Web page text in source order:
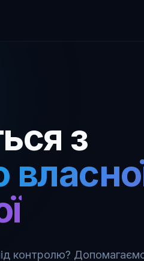
з
контролю?